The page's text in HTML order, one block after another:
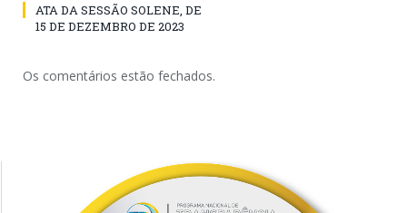
ATA DA SESSÃO SOLENE, DE
15 DE DEZEMBRO DE 2023
Os comentários estão fechados.